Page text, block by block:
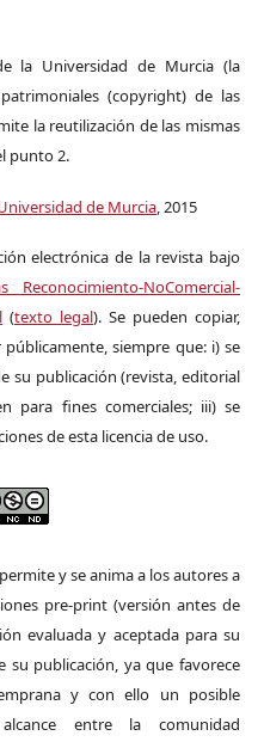
la Universidad de Murcia (la
(copyright) de las
la reutilización de las mismas
punto 2.
de Murcia, 2015
electrónica de la revista bajo
Reconocimiento-NoComercial-
(texto legal). Se pueden copiar,
siempre que: i) se
su publicación (revista, editorial
para fines comerciales; iii) se
de esta licencia de uso.
y se anima a los autores a
pre-print (versión antes de
evaluada y aceptada para su
su publicación, ya que favorece
y con ello un posible
entre la comunidad